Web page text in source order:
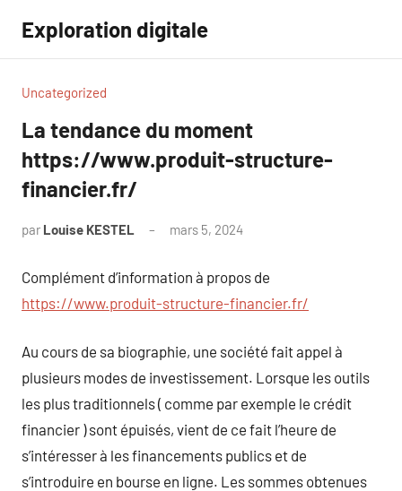
contenu
Exploration digitale
Uncategorized
La tendance du moment
https://www.produit-structure-
financier.fr/
par Louise KESTEL mars 5, 2024
Complément d’information à propos de
https://www.produit-structure-financier.fr/
Au cours de sa biographie, une société fait appel à
plusieurs modes de investissement. Lorsque les outils
les plus traditionnels ( comme par exemple le crédit
financier ) sont épuisés, vient de ce fait l’heure de
s’intéresser à les financements publics et de
s’introduire en bourse en ligne. Les sommes obtenues